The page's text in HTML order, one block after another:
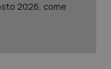
2026, come